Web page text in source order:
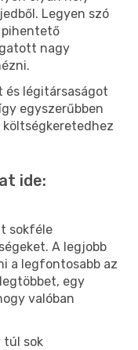
Legyen szó
pihentető
nagy
és légitársaságot
egyszerűbben
ide:
sokféle
A legjobb
a legfontosabb az
egy
valóban
túl sok